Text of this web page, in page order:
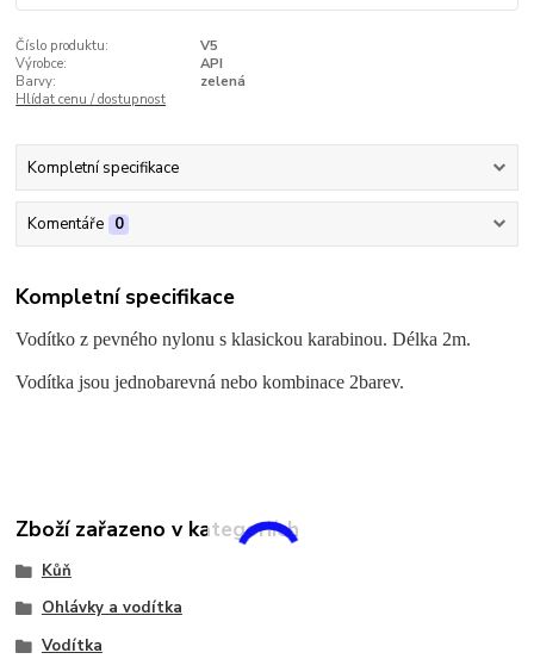
Číslo produktu:
V5
Výrobce:
API
Barvy:
zelená
Hlídat cenu / dostupnost
Kompletní specifikace
Komentáře 0
Kompletní specifikace
Vodítko z pevného nylonu s klasickou karabinou. Délka 2m.
Vodítka jsou jednobarevná nebo kombinace 2barev.
Zboží zařazeno v kategoriích
Kůň
Ohlávky a vodítka
Vodítka